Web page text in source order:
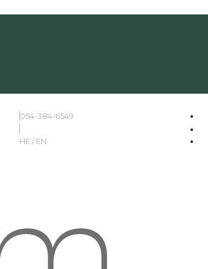
054-384-6549
HE / EN